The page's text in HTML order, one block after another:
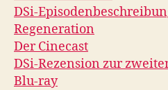
DSi-
Regeneration
Der Cinecast
DSi-Rezension zur
Blu-ray